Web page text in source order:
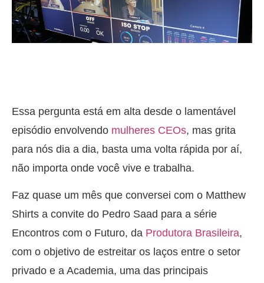
Essa pergunta está em alta desde o lamentável
episódio envolvendo mulheres CEOs, mas grita
para nós dia a dia, basta uma volta rápida por aí,
não importa onde você vive e trabalha.
Faz quase um mês que conversei com o Matthew
Shirts a convite do Pedro Saad para a série
Encontros com o Futuro, da Produtora Brasileira,
com o objetivo de estreitar os laços entre o setor
privado e a Academia, uma das principais